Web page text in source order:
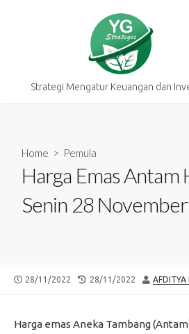
Strategi Mengatur Keuangan dan
Home > Pemula
Harga Emas Antam
Senin 28
PUBLISHED
28/11/2022
LAST
28/11/2022 AUTHOR
AFDITYA
Harga emas Aneka Tambang